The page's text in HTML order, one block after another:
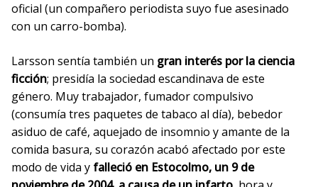
oficial (un compañero periodista suyo fue asesinado
con un carro-bomba).
Larsson sentía también un gran interés por la ciencia
ficción; presidía la sociedad escandinava de este
género. Muy trabajador, fumador compulsivo
(consumía tres paquetes de tabaco al día), bebedor
asiduo de café, aquejado de insomnio y amante de la
comida basura, su corazón acabó afectado por este
modo de vida y falleció en Estocolmo, un 9 de